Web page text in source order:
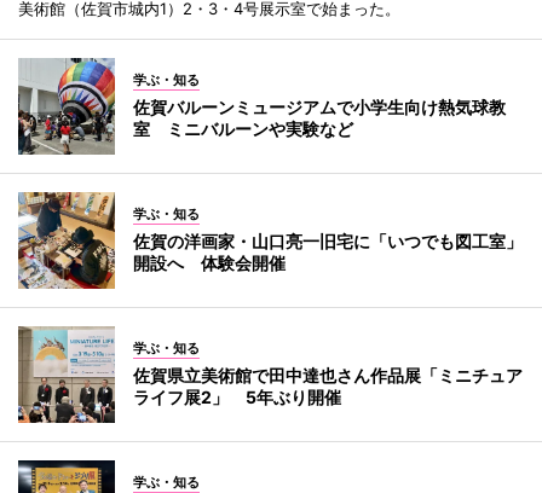
美術館（佐賀市城内1）2・3・4号展示室で始まった。
学ぶ・知る
佐賀バルーンミュージアムで小学生向け熱気球教
室 ミニバルーンや実験など
学ぶ・知る
佐賀の洋画家・山口亮一旧宅に「いつでも図工室」
開設へ 体験会開催
学ぶ・知る
佐賀県立美術館で田中達也さん作品展「ミニチュア
ライフ展2」 5年ぶり開催
学ぶ・知る